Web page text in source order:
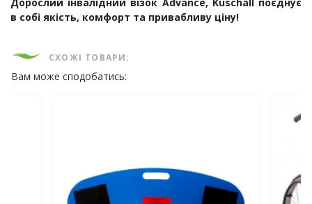
в собі якість, комфорт та привабливу ціну!
СХОЖІ ТОВАРИ:
Вам може сподобатись: